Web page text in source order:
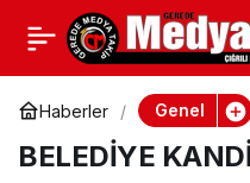
Haberler Genel
BELEDİYE
KOLTUKLARINI
DEVRETTİLER